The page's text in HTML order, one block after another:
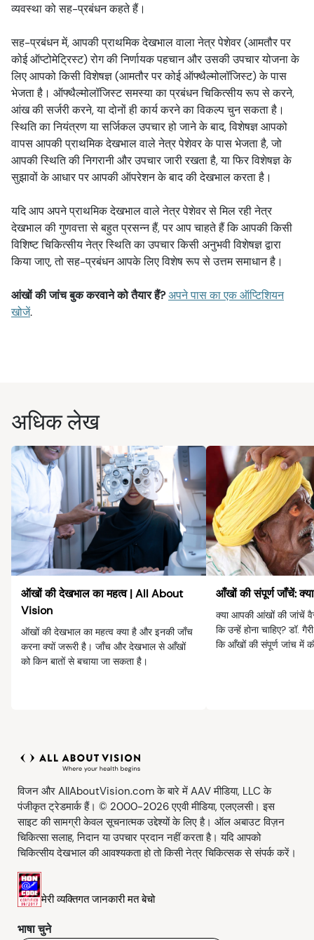
व्यवस्था को सह-प्रबंधन कहते हैं।
सह-प्रबंधन में, आपकी प्राथमिक देखभाल वाला नेत्र पेशेवर (आमतौर पर
कोई ऑप्टोमेट्रिस्ट) रोग की निर्णायक पहचान और उसकी उपचार योजना के
लिए आपको किसी विशेषज्ञ (आमतौर पर कोई ऑफ्थैल्मोलॉजिस्ट) के पास
भेजता है। ऑफ्थैल्मोलॉजिस्ट समस्या का प्रबंधन चिकित्सीय रूप से करने,
आंख की सर्जरी करने, या दोनों ही कार्य करने का विकल्प चुन सकता है।
स्थिति का नियंत्रण या सर्जिकल उपचार हो जाने के बाद, विशेषज्ञ आपको
वापस आपकी प्राथमिक देखभाल वाले नेत्र पेशेवर के पास भेजता है, जो
आपकी स्थिति की निगरानी और उपचार जारी रखता है, या फिर विशेषज्ञ के
सुझावों के आधार पर आपकी ऑपरेशन के बाद की देखभाल करता है।
यदि आप अपने प्राथमिक देखभाल वाले नेत्र पेशेवर से मिल रही नेत्र
देखभाल की गुणवत्ता से बहुत प्रसन्न हैं, पर आप चाहते हैं कि आपकी किसी
विशिष्ट चिकित्सीय नेत्र स्थिति का उपचार किसी अनुभवी विशेषज्ञ द्वारा
किया जाए, तो सह-प्रबंधन आपके लिए विशेष रूप से उत्तम समाधान है।
आंखों की जांच बुक करवाने को तैयार हैं?अपने पास का एक ऑप्टिशियन
खोजें.
अधिक लेख
ऑखों की देखभाल का महत्व | All About
Vision
ऑखों की देखभाल का महत्व क्या है और इनकी जाँच
करना क्यों जरूरी है। जाँच और देखभाल से आँखों
को किन बातों से बचाया जा सकता है।
आँखों की संपूर्ण जाँचें:
क्या आपकी आंखों की जांचें
कि उन्हें होना चाहिए? डॉ.
कि आँखों की संपूर्ण जांच में
विजन और AllAboutVision.com के बारे में AAV मीडिया, LLC के
पंजीकृत ट्रेडमार्क हैं। © 2000-2026 एएवी मीडिया, एलएलसी। इस
साइट की सामग्री केवल सूचनात्मक उद्देश्यों के लिए है। ऑल अबाउट विज़न
चिकित्सा सलाह, निदान या उपचार प्रदान नहीं करता है। यदि आपको
चिकित्सीय देखभाल की आवश्यकता हो तो किसी नेत्र चिकित्सक से संपर्क करें।
मेरी व्यक्तिगत जानकारी मत बेचो
भाषा चुने